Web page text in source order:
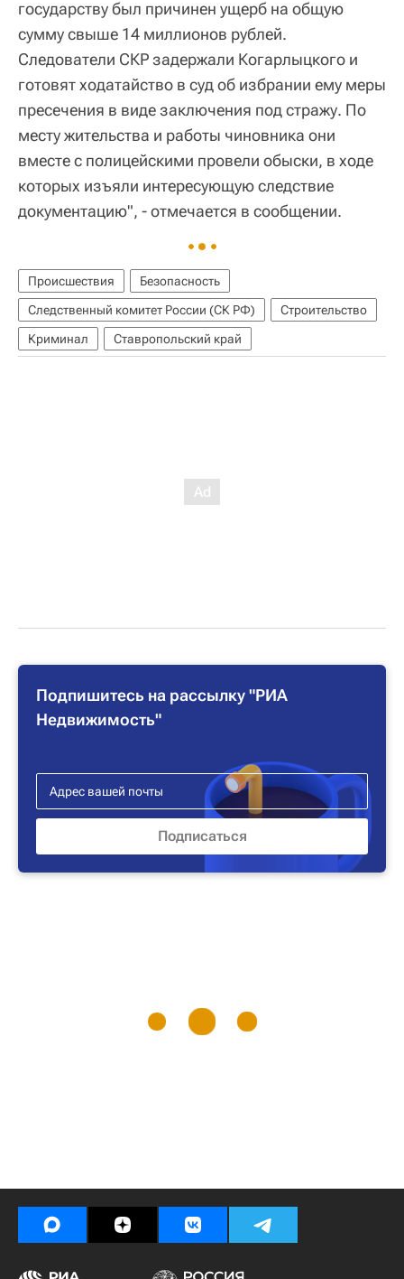
государству был причинен ущерб на общую
сумму свыше 14 миллионов рублей.
Следователи СКР задержали Когарлыцкого и
готовят ходатайство в суд об избрании ему меры
пресечения в виде заключения под стражу. По
месту жительства и работы чиновника они
вместе с полицейскими провели обыски, в ходе
которых изъяли интересующую следствие
документацию", - отмечается в сообщении.
Происшествия
Безопасность
Следственный комитет России (СК РФ)
Строительство
Криминал
Ставропольский край
Подпишитесь на рассылку "РИА
Недвижимость"